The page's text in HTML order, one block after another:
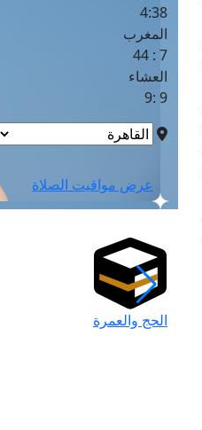
4:38
المغرب
7 : 44
العشاء
9 :9
عرض مواقيت الصلاة
الحج والعمرة